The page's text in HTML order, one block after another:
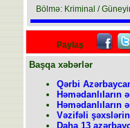
Bölmə: Kriminal /
Paylaş
Başqa xəbərlər
Qərbi
Həmədanlıların
Həmədanlıların
Vəzifəli
Daha 13